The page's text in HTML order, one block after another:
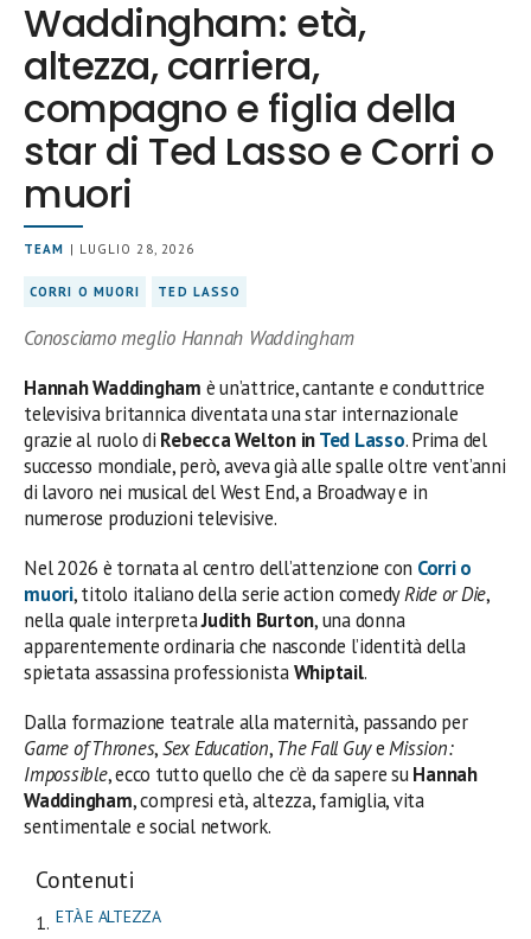
Waddingham: età,
altezza, carriera,
compagno e figlia della
star di Ted Lasso e Corri o
muori
TEAM | LUGLIO 28, 2026
CORRI O MUORI TED LASSO
Conosciamo meglio Hannah Waddingham
Hannah Waddingham è un’attrice, cantante e conduttrice
televisiva britannica diventata una star internazionale
grazie al ruolo di Rebecca Welton inTed Lasso. Prima del
successo mondiale, però, aveva già alle spalle oltre vent’anni
di lavoro nei musical del West End, a Broadway e in
numerose produzioni televisive.
Nel 2026 è tornata al centro dell’attenzione con Corri o
muori, titolo italiano della serie action comedyRide or Die,
nella quale interpretaJudith Burton, una donna
apparentemente ordinaria che nasconde l’identità della
spietata assassina professionistaWhiptail.
Dalla formazione teatrale alla maternità, passando per
Game of Thrones,Sex Education, The Fall GuyeMission:
Impossible, ecco tutto quello che c’è da sapere suHannah
Waddingham, compresi età, altezza, famiglia, vita
sentimentale e social network.
Contenuti
ETÀ E ALTEZZA